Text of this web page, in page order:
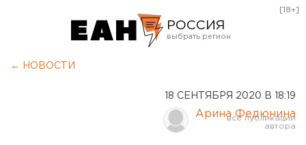
РОССИЯ
Курган
Оренбург
[18+]
← НОВОСТИ
18 СЕНТЯБРЯ 2020 В 18:19
Арина Федюнина